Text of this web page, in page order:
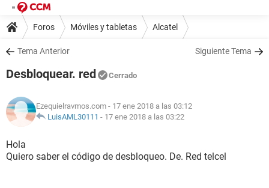
Foros Móviles y tabletas Alcatel
Tema Anterior Siguiente Tema
Desbloquear. red Cerrado
Ezequielravmos.com - 17 ene 2018 a las 03:12
LuisAML30111 - 17 ene 2018 a las 03:22
Hola
Quiero saber el código de desbloqueo. De. Red telcel